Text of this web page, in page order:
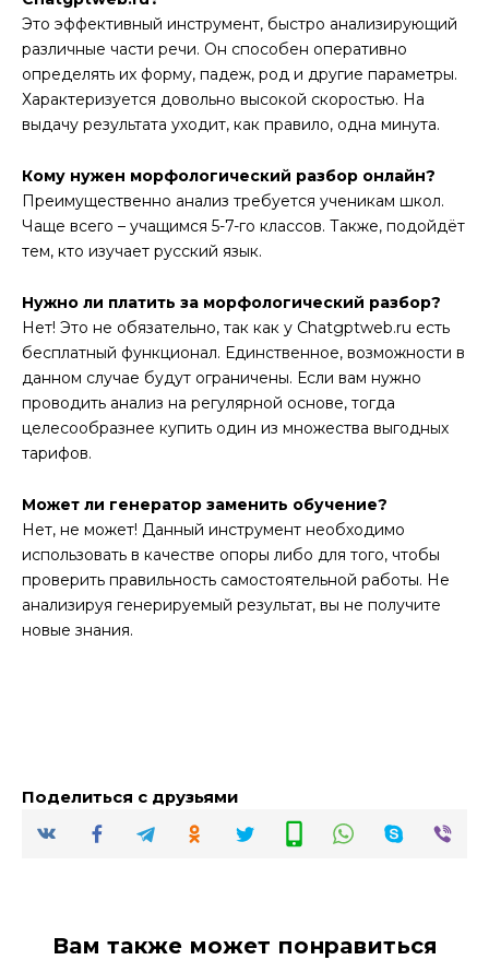
Это эффективный инструмент, быстро анализирующий
различные части речи. Он способен оперативно
определять их форму, падеж, род и другие параметры.
Характеризуется довольно высокой скоростью. На
выдачу результата уходит, как правило, одна минута.
Кому нужен морфологический разбор онлайн?
Преимущественно анализ требуется ученикам школ.
Чаще всего – учащимся 5-7-го классов. Также, подойдёт
тем, кто изучает русский язык.
Нужно ли платить за морфологический разбор?
Нет! Это не обязательно, так как у Chatgptweb.ru есть
бесплатный функционал. Единственное, возможности в
данном случае будут ограничены. Если вам нужно
проводить анализ на регулярной основе, тогда
целесообразнее купить один из множества выгодных
тарифов.
Может ли генератор заменить обучение?
Нет, не может! Данный инструмент необходимо
использовать в качестве опоры либо для того, чтобы
проверить правильность самостоятельной работы. Не
анализируя генерируемый результат, вы не получите
новые знания.
Поделиться с друзьями
Вам также может понравиться